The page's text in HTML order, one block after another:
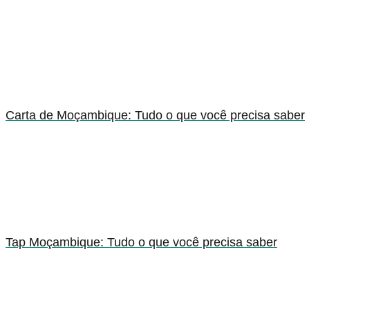
Carta de Moçambique: Tudo o que você precisa saber
Tap Moçambique: Tudo o que você precisa saber